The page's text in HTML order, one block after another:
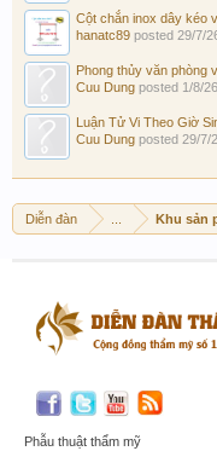
Cột chắn inox dây kéo
hanatc89 posted 29/7/
Phong thủy văn phòng
Cuu Dung posted 1/8/26
Luận Tử Vi Theo Giờ
Cuu Dung posted 29/7/
Diễn đàn Khu sản
Phẫu thuật thẩm mỹ